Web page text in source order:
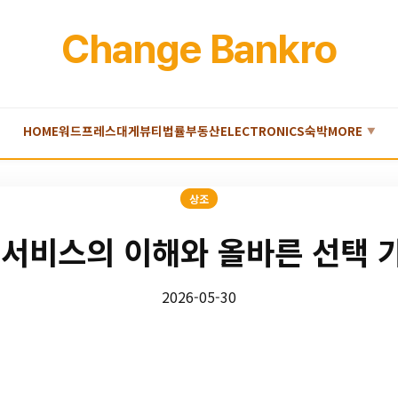
Change Bankro
HOME워드프레스대게뷰티법률부동산ELECTRONICS숙박MORE ▼
상조
비스의 이해와 올바른 선택
2026-05-30